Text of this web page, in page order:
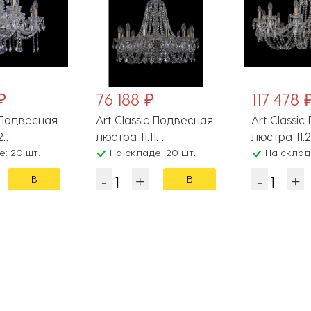
20 шт.
В
корзину
76 188 ₽
Art Classic Подвесная
люстра 11.11
11.11.12.240.XL-74.Br.Sp
На складе: 20 шт.
В
корзину
117 478
Art Classic
люстра
На